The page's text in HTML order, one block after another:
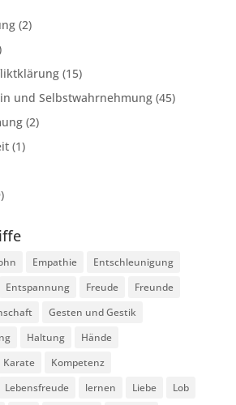
(2)
(15)
und Selbstwahrnehmung(45)
(2)
(1)
Empathie
Entschleunigung
Entspannung Freude
Freunde
Gesten und Gestik
Haltung
Hände
Karate
Kompetenz
Lebensfreude lernen Liebe
Lob